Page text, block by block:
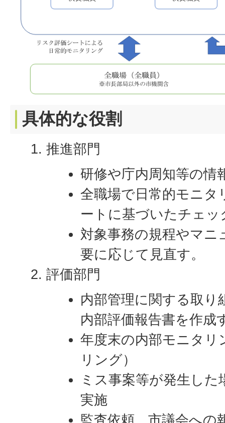
具体的な役割
推進部門
研修や庁内周知等の情
全職場で日常的モニタ
ートに基づいたチェッ
対象事務の規程やマニ
要に応じて見直す。
評価部門
内部管理に関する取り
内部評価報告書を作成
年度末の内部モニタリ
リング）
ミス事案等が発生し
実施
監査依頼、市議会への